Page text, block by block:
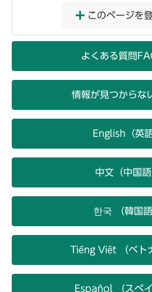
このページを
よくある質問
情報が見つからな
English（英語
中文（中国語
한국 （韓国語
Tiếng Việt （ベト
Español （スペイ